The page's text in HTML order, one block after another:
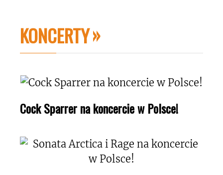
KONCERTY
Cock Sparrer na koncercie w Polsce!